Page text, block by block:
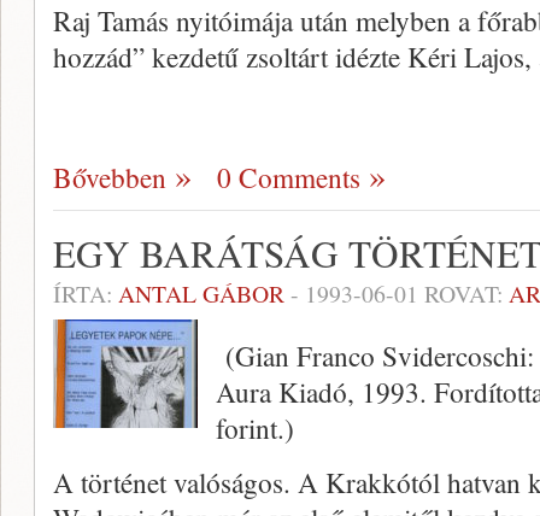
Raj Tamás nyitóimája után melyben a
hozzád” kezdetű zsoltárt idézte Kéri
Bővebben 0 Comments
EGY BARÁTSÁG
ÍRTA: ANTAL GÁBOR- 1993-06-01 ROVAT:
(Gian Franco
Aura Kiadó, 1993.
forint.)
A történet valóságos. A Krakkótól hatvan